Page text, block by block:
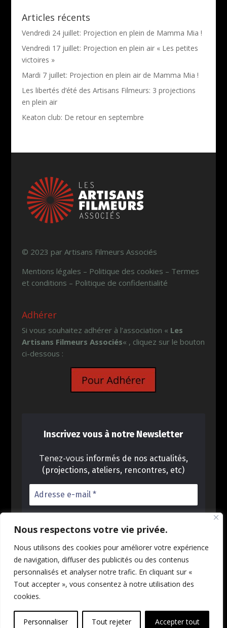
Nous respectons votre vie privée.
Nous utilisons des cookies pour améliorer votre expérience
de navigation, diffuser des publicités ou des contenus
personnalisés et analyser notre trafic. En cliquant sur «
Tout accepter », vous consentez à notre utilisation des
cookies.
Personnaliser Tout rejeter Accepter tout
Articles récents
Vendredi 24 juillet: Projection en plein de Mamma Mia !
Vendredi 17 juillet: Projection en plein air « Les petites
victoires »
Mardi 7 juillet: Projection en plein air de Mamma Mia !
Les libertés d’été des Artisans Filmeurs: 3 projections
en plein air
Keaton club: De retour en septembre
© 2023 par Artisans Filmeurs Associés
Mentions légales – Politique des cookies – Termes
et conditions – Politique de confidentialité
Adhérer
Si vous souhaitez adhérer à l’association « Les
Artisans Filmeurs Associés« , cliquez sur le bouton
ci-dessous :
Inscrivez vous à notre Newsletter
Tenez-vous informés de nos actualités,
(projections, ateliers, rencontres, etc)
Nous ne spammons pas ! Consultez notre
politique de confidentialité pour plus
d’informations.